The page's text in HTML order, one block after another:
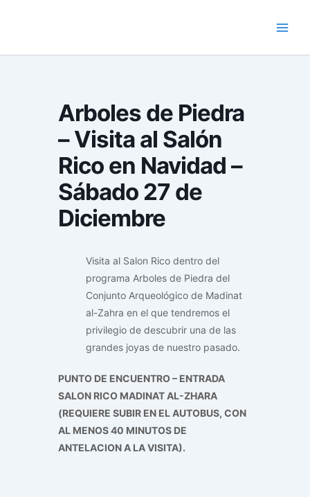
Arboles de Piedra
– Visita al Salón
Rico en Navidad –
Sábado 27 de
Diciembre
Visita al Salon Rico dentro del
programa Arboles de Piedra del
Conjunto Arqueológico de Madinat
al-Zahra en el que tendremos el
privilegio de descubrir una de las
grandes joyas de nuestro pasado.
PUNTO DE ENCUENTRO – ENTRADA
SALON RICO MADINAT AL-ZHARA
(REQUIERE SUBIR EN EL AUTOBUS, CON
AL MENOS 40 MINUTOS DE
ANTELACION A LA VISITA).